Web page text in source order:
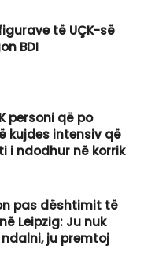
të UÇK-së
BDI
personi që po
kujdes intensiv që
i ndodhur në korrik
pas dështimit të
Leipzig: Ju nuk
ju premtoj